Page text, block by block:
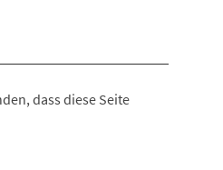
dass diese Seite